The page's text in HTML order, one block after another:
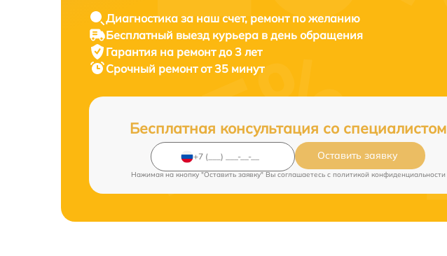
Диагностика за наш счет, ремонт по желанию
Бесплатный выезд курьера в день обращения
Гарантия на ремонт до 3 лет
Срочный ремонт от 35 минут
Бесплатная консультация со специалистом
Оставить заявку
Нажимая на кнопку "Оставить заявку" Вы соглашаетесь c политикой конфиденциальности